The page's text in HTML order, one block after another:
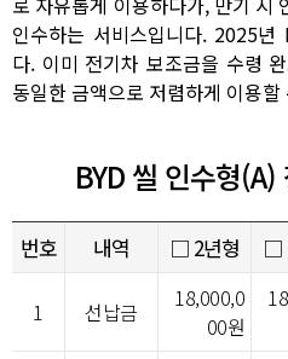
인수하는 서비스입니다. 2025년
다. 이미 전기차 보조금을 수령
동일한 금액으로 저렴하게 이용
BYD 씰 인수형
번호 내역 □ 2년형 □
1 선납금
18,000,0
00원